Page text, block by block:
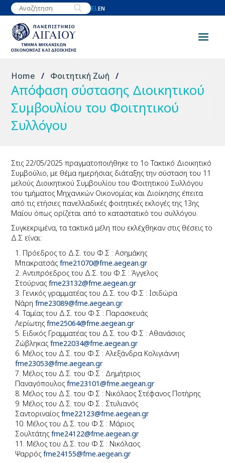
Παράκαμψη
προς
κυρίως
περιεχόμενο
ELEN
Breadcrumb
Home Φοιτητική Ζωή
Απόφαση σύστασης Διοικητικού
Συμβουλίου του Φοιτητικού
Συλλόγου
Στις 22/05/2025 πραγματοποιήθηκε το 1ο Τακτικό Διοικητικό
Συμβούλιο, με θέμα ημερήσιας διάταξης την σύσταση του 11
μελούς Διοικητικού Συμβουλίου του Φοιτητικού Συλλόγου
του τμήματος Μηχανικών Οικονομίας και Διοίκησης έπειτα
από τις ετήσιες πανελλαδικές φοιτητικές εκλογές της 13ης
Μαΐου όπως ορίζεται από το καταστατικό του συλλόγου.
Συγκεκριμένα, τα τακτικά μέλη που εκλέχθηκαν στις θέσεις το
Δ.Σ είναι:
Πρόεδρος το Δ.Σ. του Φ.Σ : Ασημάκης
Μπακρατσάς fme21070@fme.aegean.gr
Αντιπρόεδρος του Δ.Σ. του Φ.Σ : Άγγελος
Στούρνας fme23132@fme.aegean.gr
Γενικός γραμματέας του Δ.Σ. του Φ.Σ : Ισιδώρα
Νάρη fme23089@fme.aegean.gr
Ταμίας του Δ.Σ. του Φ.Σ : Παρασκευάς
Λερίωτης fme25064@fme.aegean.gr
Ειδικός Γραμματέας του Δ.Σ. του Φ.Σ : Αθανάσιος
Ζώβληκας fme22034@fme.aegean.gr
Μέλος του Δ.Σ. του Φ.Σ : Αλεξάνδρα Κoλιγιάννη
fme23053@fme.aegean.gr
Μέλος του Δ.Σ. του Φ.Σ : Δημήτριος
Παναγόπουλος fme23101@fme.aegean.gr
Μέλος του Δ.Σ. του Φ.Σ : Νικόλαος Στέφανος Ποτήρης
Μέλος του Δ.Σ. του Φ.Σ : Στυλιανός
Σαντοριναίος fme22123@fme.aegean.gr
Μέλος του Δ.Σ. του Φ.Σ : Μάριος
Σουλτάτης fme24122@fme.aegean.gr
Μέλος του Δ.Σ. του Φ.Σ : Νικόλαος
Ψαρρός fme24155@fme.aegean.gr